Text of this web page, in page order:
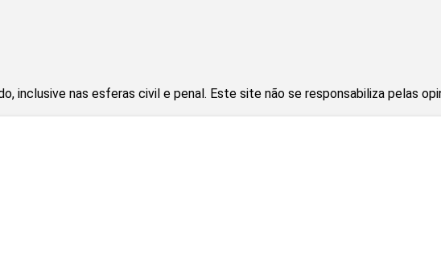
inclusive nas esferas civil e penal. Este site não se responsabiliza pelas